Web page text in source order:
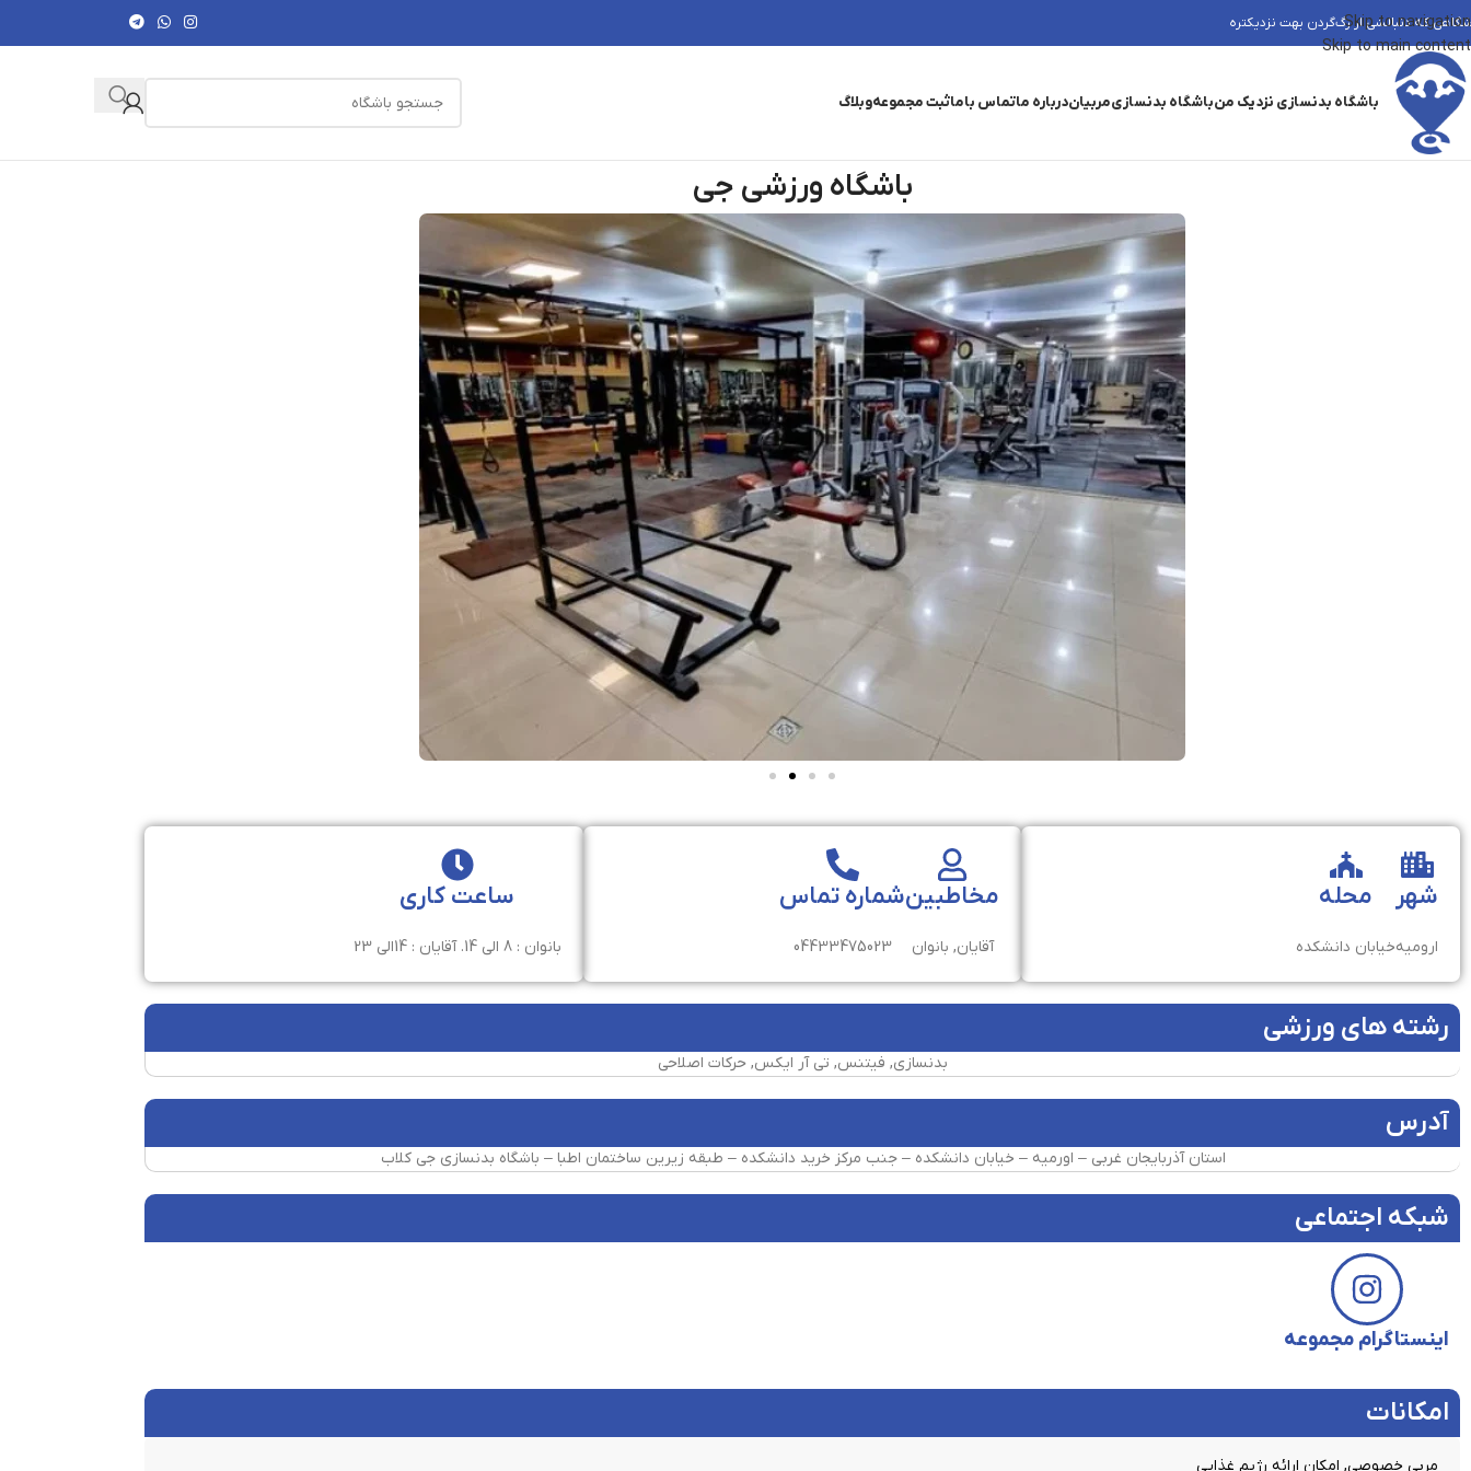
Skip to navigation
Skip to main content
که دنبالشی از رگ‌گردن بهت نزدیکتره
باشگاه بدنسازی نزدیک منباشگاه بدنسازیمربیاندرباره ماتماس باماثبت مجموعهوبلاگ
باشگاه ورزشی جی
شهر
ارومیه
محله
خیابان دانشکده
مخاطبین
آقایان, بانوان
شماره تماس
04433475023
ساعت کاری
بانوان : 8 الی 14. آقایان : 14الی 23
رشته های ورزشی
بدنسازی, فیتنس, تی آر ایکس, حرکات اصلاحی
آدرس
استان آذربایجان غربی – اورمیه – خیابان دانشکده – جنب مرکز خرید دانشکده – طبقه زیرین ساختمان اطبا – باشگاه بدنسازی جی کلاب
شبکه اجتماعی
اینستاگرام مجموعه
امکانات​
مربی خصوصی, امکان ارائه رژیم غذایی